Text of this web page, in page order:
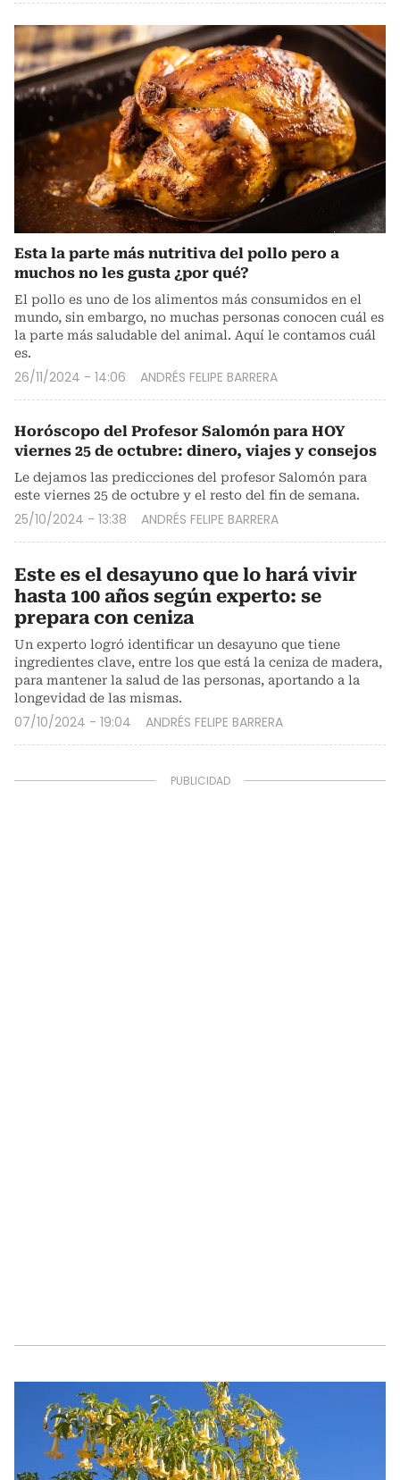
Esta la parte más nutritiva del pollo pero a
muchos no les gusta ¿por qué?
El pollo es uno de los alimentos más consumidos en el
mundo, sin embargo, no muchas personas conocen cuál es
la parte más saludable del animal. Aquí le contamos cuál
es.
26/11/2024 - 14:06 ANDRÉS FELIPE BARRERA
Horóscopo del Profesor Salomón para HOY
viernes 25 de octubre: dinero, viajes y consejos
Le dejamos las predicciones del profesor Salomón para
este viernes 25 de octubre y el resto del fin de semana.
25/10/2024 - 13:38 ANDRÉS FELIPE BARRERA
Este es el desayuno que lo hará vivir
hasta 100 años según experto: se
prepara con ceniza
Un experto logró identificar un desayuno que tiene
ingredientes clave, entre los que está la ceniza de madera,
para mantener la salud de las personas, aportando a la
longevidad de las mismas.
07/10/2024 - 19:04 ANDRÉS FELIPE BARRERA